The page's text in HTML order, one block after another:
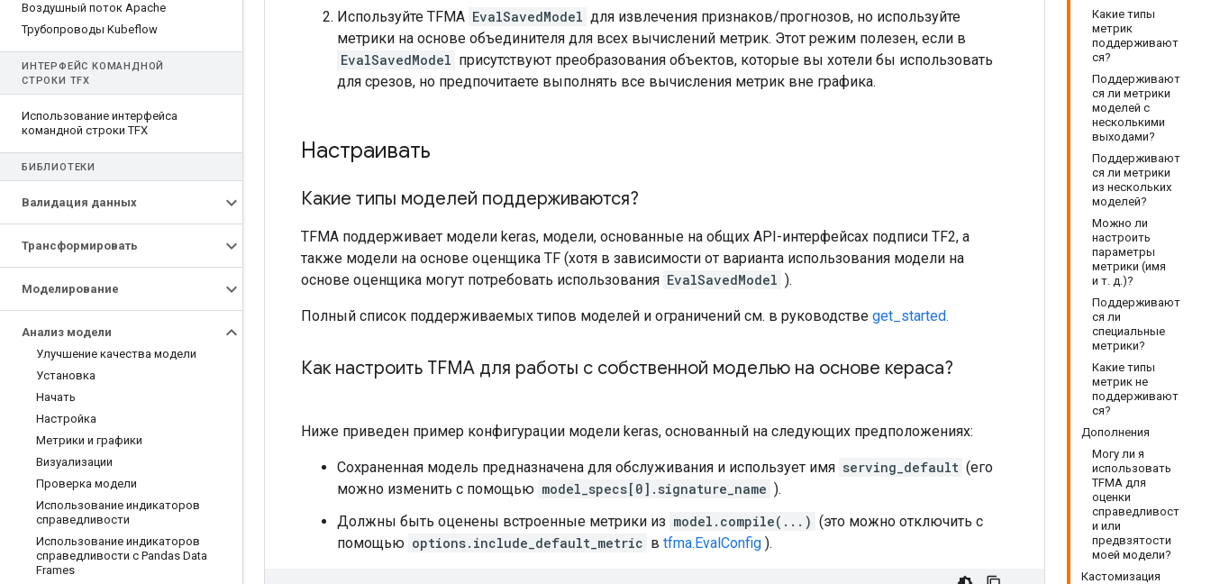
Воздушный поток Apache
Трубопроводы Kubeflow
ИНТЕРФЕЙС КОМАНДНОЙ
СТРОКИ TFX
Использование интерфейса
командной строки TFX
БИБЛИОТЕКИ
Валидация данных
Трансформировать
Моделирование
Анализ модели
Улучшение качества модели
Установка
Начать
Настройка
Метрики и графики
Визуализации
Проверка модели
Использование индикаторов
справедливости
Использование индикаторов
справедливости с Pandas Data
Frames
Какие типы
метрик
поддерживают
ся?
Поддерживают
ся ли метрики
моделей с
несколькими
выходами?
Поддерживают
ся ли метрики
из нескольких
моделей?
Можно ли
настроить
параметры
метрики (имя
и т. д.)?
Поддерживают
ся ли
специальные
метрики?
Какие типы
метрик не
поддерживают
ся?
Дополнения
Могу ли я
использовать
TFMA для
оценки
справедливост
и или
предвзятости
моей модели?
Кастомизация
Используйте TFMA EvalSavedModel для извлечения признаков/прогнозов, но используйте
метрики на основе объединителя для всех вычислений метрик. Этот режим полезен, если в
EvalSavedModel присутствуют преобразования объектов, которые вы хотели бы использовать
для срезов, но предпочитаете выполнять все вычисления метрик вне графика.
Настраивать
Какие типы моделей поддерживаются?
TFMA поддерживает модели keras, модели, основанные на общих API-интерфейсах подписи TF2, а
также модели на основе оценщика TF (хотя в зависимости от варианта использования модели на
основе оценщика могут потребовать использования EvalSavedModel ).
Полный список поддерживаемых типов моделей и ограничений см. в руководстве get_started.
Как настроить TFMA для работы с собственной моделью на основе кераса?
Ниже приведен пример конфигурации модели keras, основанный на следующих предположениях:
Сохраненная модель предназначена для обслуживания и использует имя serving_default (его
можно изменить с помощью model_specs[0].signature_name ).
Должны быть оценены встроенные метрики из model.compile(...) (это можно отключить с
помощью options.include_default_metric в tfma.EvalConfig ).